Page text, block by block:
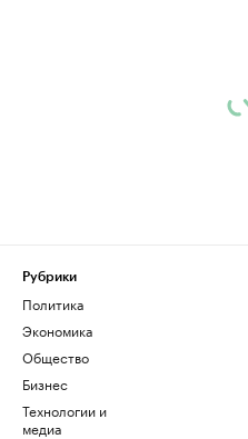
Рубрики
Политика
Экономика
Общество
Бизнес
Технологии и
медиа